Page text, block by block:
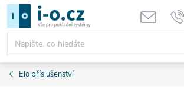
Přejít
obsah
Elo příslušenství